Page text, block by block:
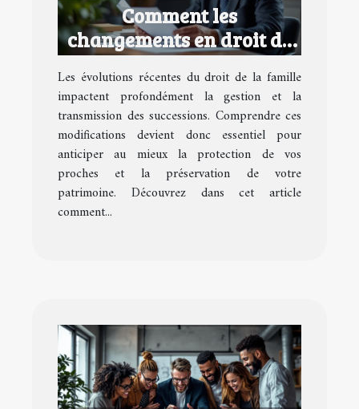
Comment les
changements en droit de
la famille affectent vos
successions ?
Les évolutions récentes du droit de la famille
impactent profondément la gestion et la
transmission des successions. Comprendre ces
modifications devient donc essentiel pour
anticiper au mieux la protection de vos
proches et la préservation de votre
patrimoine. Découvrez dans cet article
comment...